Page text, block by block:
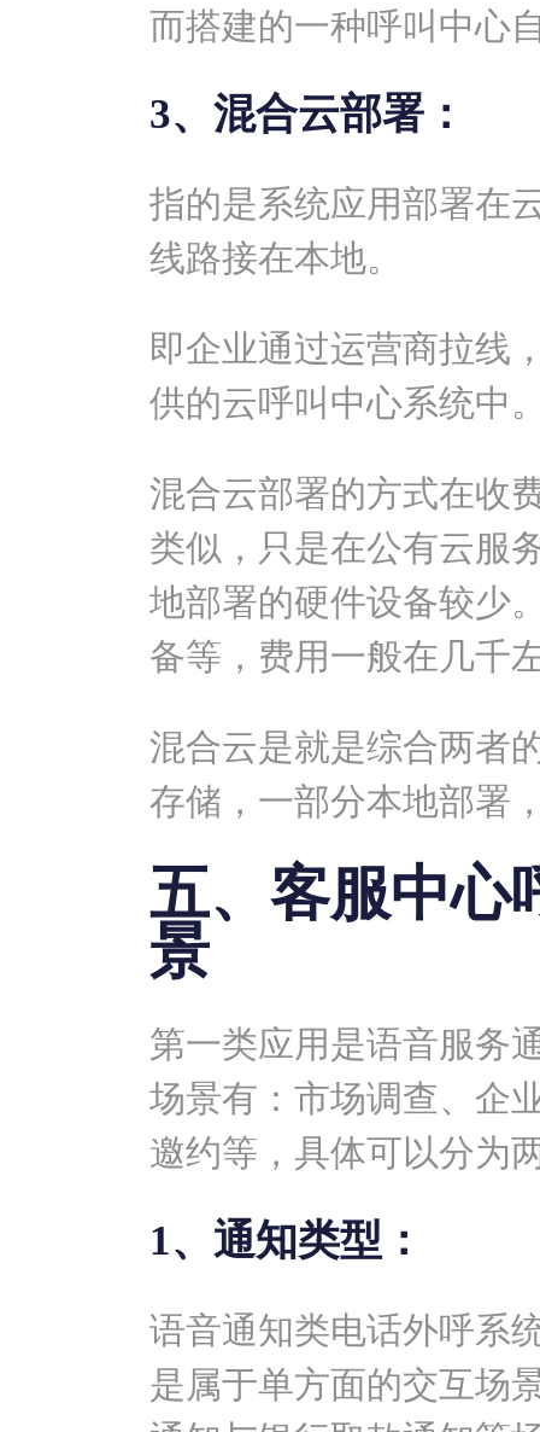
而搭建的一种呼叫中心
3、混合云部署：
指的是系统应用部署在
线路接在本地。
即企业通过运营商拉线
供的云呼叫中心系统中
混合云部署的方式在收
类似，只是在公有云服
地部署的硬件设备较少
备等，费用一般在几千
混合云是就是综合两者
存储，一部分本地部署
五、客服中心
景
第一类应用是语音服务
场景有：市场调查、企
邀约等，具体可以分为
1、通知类型：
语音通知类电话外呼系
是属于单方面的交互场